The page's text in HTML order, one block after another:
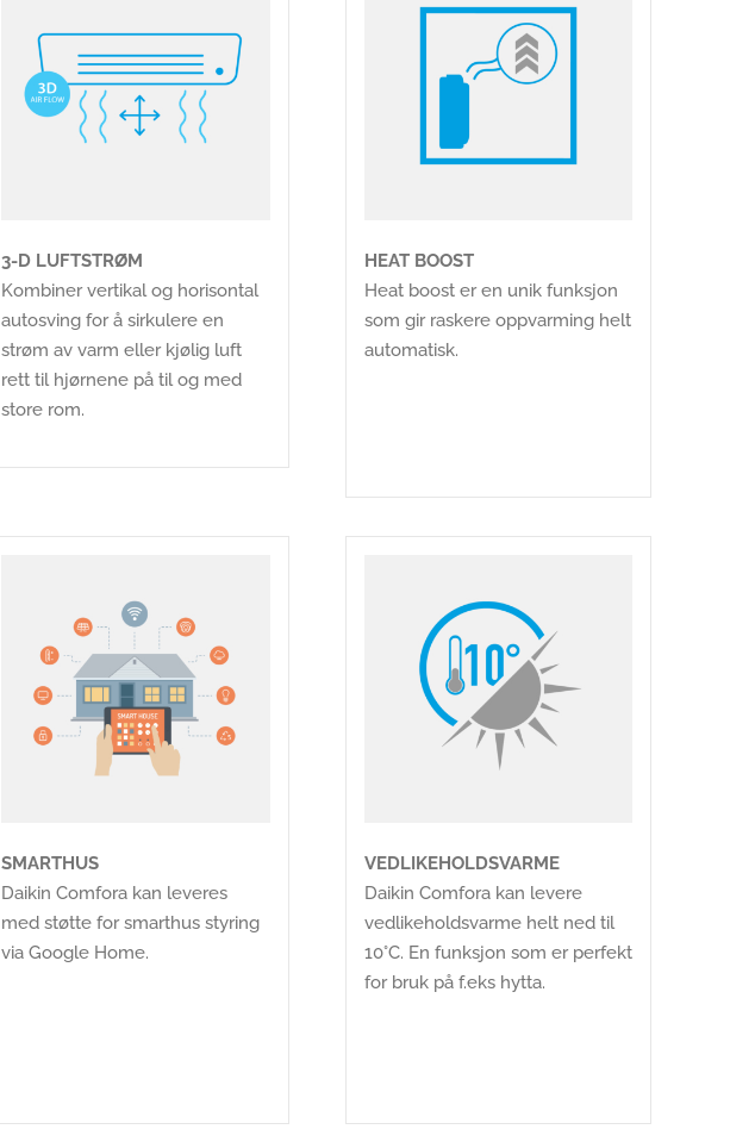
3-D LUFTSTRØM
Kombiner vertikal og horisontal
autosving for å sirkulere en
strøm av varm eller kjølig luft
rett til hjørnene på til og med
store rom.
HEAT BOOST
Heat boost er en unik funksjon
som gir raskere oppvarming helt
automatisk.
SMARTHUS
Daikin Comfora kan leveres
med støtte for smarthus styring
via Google Home.
VEDLIKEHOLDSVARME
Daikin Comfora kan levere
vedlikeholdsvarme helt ned til
10°C. En funksjon som er perfekt
for bruk på f.eks hytta.